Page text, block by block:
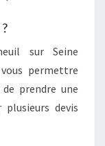
sur Seine
permettre
prendre une
plusieurs devis